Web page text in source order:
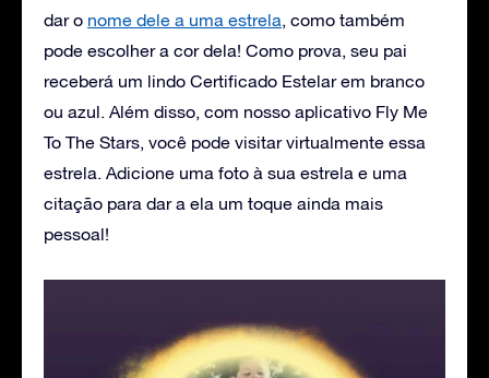
dar o nome dele a uma estrela, como também
pode escolher a cor dela! Como prova, seu pai
receberá um lindo Certificado Estelar em branco
ou azul. Além disso, com nosso aplicativo Fly Me
To The Stars, você pode visitar virtualmente essa
estrela. Adicione uma foto à sua estrela e uma
citação para dar a ela um toque ainda mais
pessoal!